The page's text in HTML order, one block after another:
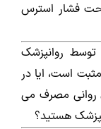
تحت فشار استرس
توسط روانپزشک
است، ایا در
روانی مصرف می
هستید؟